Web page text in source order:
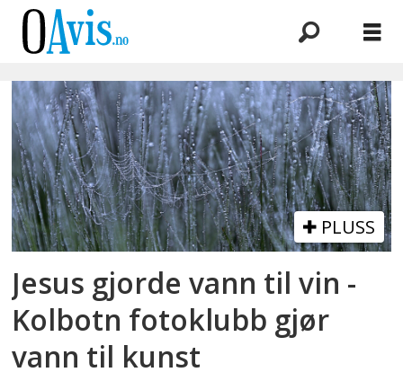
Emne:
vann
PLUSS
Jesus gjorde vann til vin -
Kolbotn fotoklubb gjør
vann til kunst